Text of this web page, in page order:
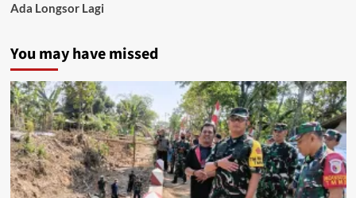
Ada Longsor Lagi
You may have missed